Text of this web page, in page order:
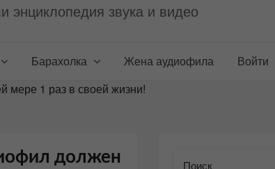
энциклопедия звука и видео
Барахолка Жена аудиофила
Войти
мере 1 раз в своей жизни!
должен